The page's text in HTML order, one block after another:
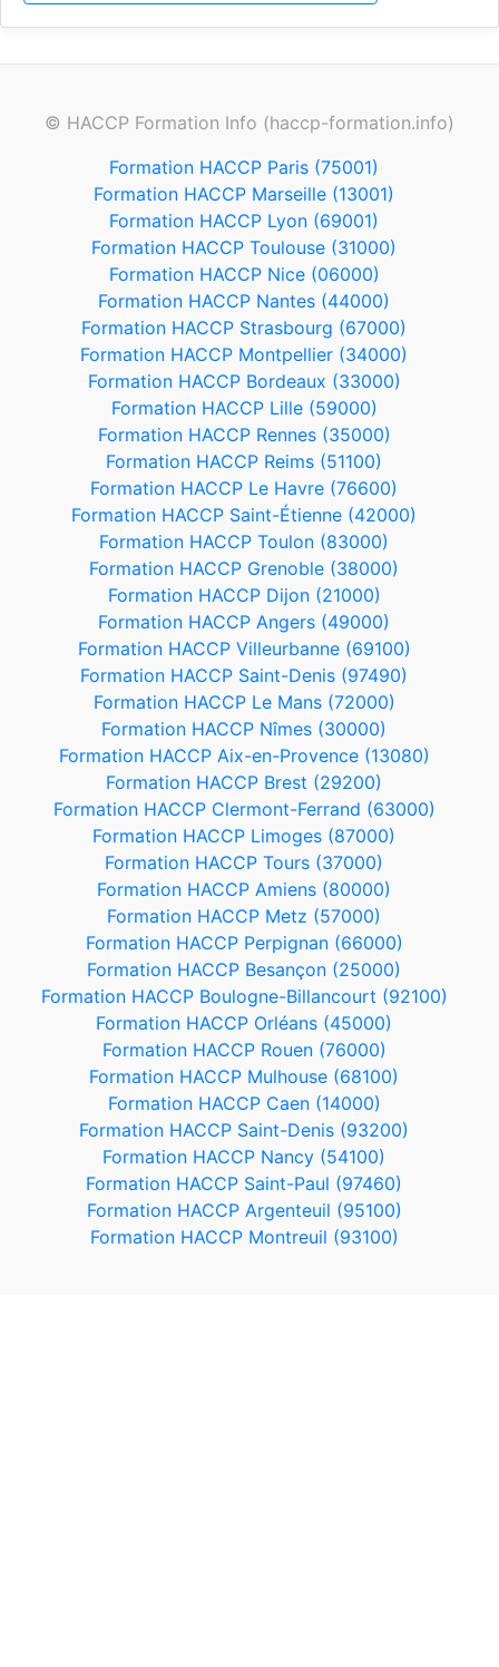
© HACCP Formation Info (haccp-formation.info)
Formation HACCP Paris (75001)
Formation HACCP Marseille (13001)
Formation HACCP Lyon (69001)
Formation HACCP Toulouse (31000)
Formation HACCP Nice (06000)
Formation HACCP Nantes (44000)
Formation HACCP Strasbourg (67000)
Formation HACCP Montpellier (34000)
Formation HACCP Bordeaux (33000)
Formation HACCP Lille (59000)
Formation HACCP Rennes (35000)
Formation HACCP Reims (51100)
Formation HACCP Le Havre (76600)
Formation HACCP Saint-Étienne (42000)
Formation HACCP Toulon (83000)
Formation HACCP Grenoble (38000)
Formation HACCP Dijon (21000)
Formation HACCP Angers (49000)
Formation HACCP Villeurbanne (69100)
Formation HACCP Saint-Denis (97490)
Formation HACCP Le Mans (72000)
Formation HACCP Nîmes (30000)
Formation HACCP Aix-en-Provence (13080)
Formation HACCP Brest (29200)
Formation HACCP Clermont-Ferrand (63000)
Formation HACCP Limoges (87000)
Formation HACCP Tours (37000)
Formation HACCP Amiens (80000)
Formation HACCP Metz (57000)
Formation HACCP Perpignan (66000)
Formation HACCP Besançon (25000)
Formation HACCP Boulogne-Billancourt (92100)
Formation HACCP Orléans (45000)
Formation HACCP Rouen (76000)
Formation HACCP Mulhouse (68100)
Formation HACCP Caen (14000)
Formation HACCP Saint-Denis (93200)
Formation HACCP Nancy (54100)
Formation HACCP Saint-Paul (97460)
Formation HACCP Argenteuil (95100)
Formation HACCP Montreuil (93100)